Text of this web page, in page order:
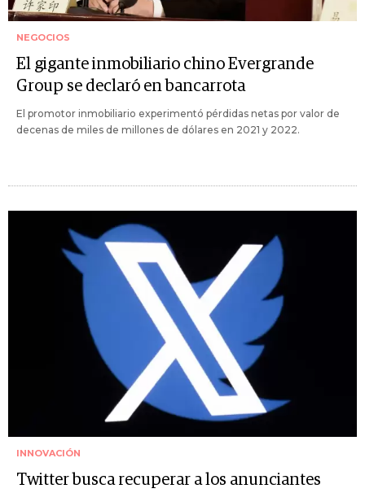
NEGOCIOS
El gigante inmobiliario chino Evergrande
Group se declaró en bancarrota
El promotor inmobiliario experimentó pérdidas netas por valor de
decenas de miles de millones de dólares en 2021 y 2022.
INNOVACIÓN
Twitter busca recuperar a los anunciantes